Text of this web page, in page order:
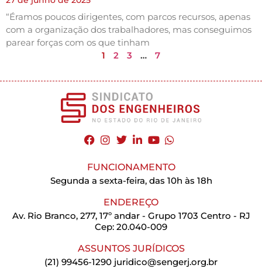
“Éramos poucos dirigentes, com parcos recursos, apenas
com a organização dos trabalhadores, mas conseguimos
parear forças com os que tinham
1
2 3 … 7
FUNCIONAMENTO
Segunda a sexta-feira, das 10h às 18h
ENDEREÇO
Av. Rio Branco, 277, 17º andar - Grupo 1703 Centro - RJ
Cep: 20.040-009
ASSUNTOS JURÍDICOS
(21) 99456-1290 juridico@sengerj.org.br